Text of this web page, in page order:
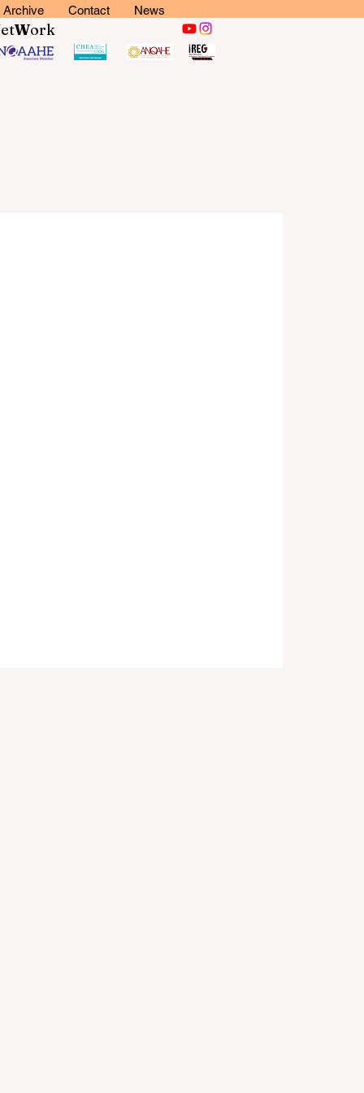
Archive Contact News
etWork